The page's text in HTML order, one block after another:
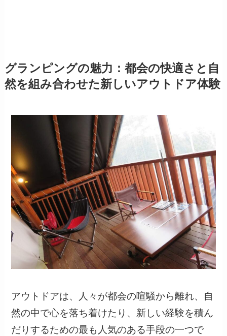
グランピングの魅力：都会の快適さと自
然を組み合わせた新しいアウトドア体験
アウトドアは、人々が都会の喧騒から離れ、自
然の中で心を落ち着けたり、新しい経験を積ん
だりするための最も人気のある手段の一つで